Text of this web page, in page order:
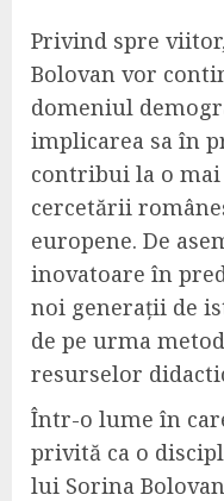
Privind spre
Bolovan vor
domeniul
implicarea sa în
contribui la o
cercetării
europene. De
inovatoare în
noi generații de
de pe urma
resurselor
Într-o lume în
privită ca o
lui Sorina